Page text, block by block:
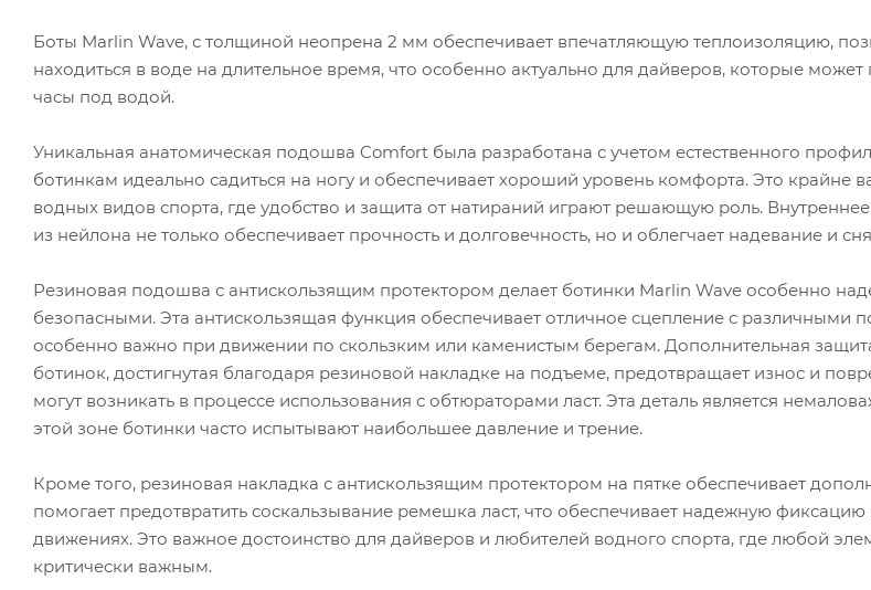
Боты Marlin Wave, с толщиной неопрена 2 мм обеспечивает впечатляющую теплоизоляцию,
находиться в воде на длительное время, что особенно актуально для дайверов, которые может
часы под водой.
Уникальная анатомическая подошва Comfort была разработана с учетом естественного
ботинкам идеально садиться на ногу и обеспечивает хороший уровень комфорта. Это крайне
водных видов спорта, где удобство и защита от натираний играют решающую роль.
из нейлона не только обеспечивает прочность и долговечность, но и облегчает надевание и
Резиновая подошва с антискользящим протектором делает ботинки Marlin Wave особенно
безопасными. Эта антискользящая функция обеспечивает отличное сцепление с различными
особенно важно при движении по скользким или каменистым берегам. Дополнительная
ботинок, достигнутая благодаря резиновой накладке на подъеме, предотвращает износ и
могут возникать в процессе использования с обтюраторами ласт. Эта деталь является
этой зоне ботинки часто испытывают наибольшее давление и трение.
Кроме того, резиновая накладка с антискользящим протектором на пятке обеспечивает
помогает предотвратить соскальзывание ремешка ласт, что обеспечивает надежную фиксацию
движениях. Это важное достоинство для дайверов и любителей водного спорта, где любой
критически важным.